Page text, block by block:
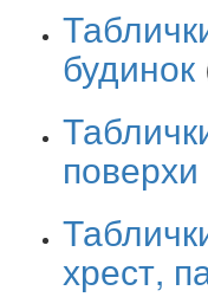
будинок
поверхи
хрест,